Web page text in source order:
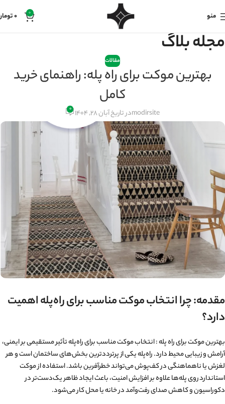
منو 0
0
مجله بلاگ
مقالات
بهترین موکت برای راه پله: راهنمای خرید
کامل
modirsiteدر تاریخ آبان 28, 1404 ۰
مقدمه: چرا انتخاب موکت مناسب برای راه‌پله اهمیت
دارد؟
بهترین موکت برای راه پله : انتخاب موکت مناسب برای راه‌پله تأثیر مستقیمی بر ایمنی،
آرامش و زیبایی محیط دارد. راه‌پله یکی از پرترددترین بخش‌های ساختمان است و هر
لغزش یا ناهماهنگی در کف‌پوش می‌تواند خطرآفرین باشد. استفاده از موکت
استاندارد روی پله‌ها علاوه بر افزایش امنیت، باعث ایجاد ظاهر یک‌دست‌تر در
دکوراسیون و کاهش صدای رفت‌وآمد در خانه یا محل کار می‌شود.